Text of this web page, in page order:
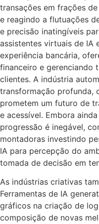
transações em frações
e reagindo a flutuações
e precisão inatingíveis
assistentes virtuais de IA
experiência bancária,
financeiro e gerenciando
clientes. A indústria
transformação profunda,
prometem um futuro de
e acessível. Embora
progressão é inegável,
montadoras investindo
IA para percepção do
tomada de decisão em
As indústrias criativas
Ferramentas de IA
gráficos na criação de
composição de novas